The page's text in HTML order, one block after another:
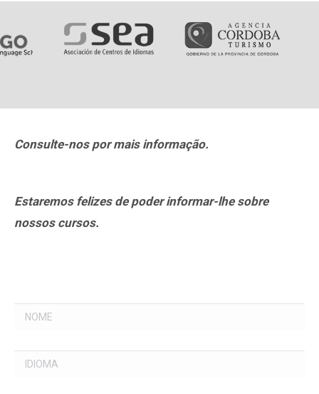
Consulte-nos por mais informação.
Estaremos felizes de poder informar-lhe sobre
nossos cursos.